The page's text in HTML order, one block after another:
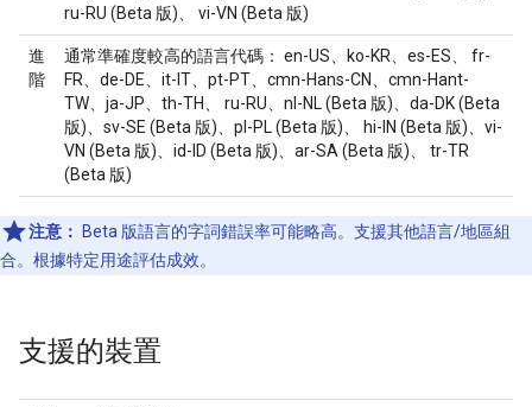
ru-RU (Beta 版)、 vi-VN (Beta 版)
進
階
通常準確度較高的語言代碼： en-US、ko-KR、es-ES、 fr-
FR、de-DE、it-IT、pt-PT、cmn-Hans-CN、cmn-Hant-
TW、ja-JP、th-TH、 ru-RU、nl-NL (Beta 版)、da-DK (Beta
版)、sv-SE (Beta 版)、pl-PL (Beta 版)、 hi-IN (Beta 版)、vi-
VN (Beta 版)、id-ID (Beta 版)、ar-SA (Beta 版)、 tr-TR
(Beta 版)
注意：
Beta 版語言的字詞錯誤率可能略高。支援其他語言/地區組
合。根據特定用途評估成效。
支援的裝置